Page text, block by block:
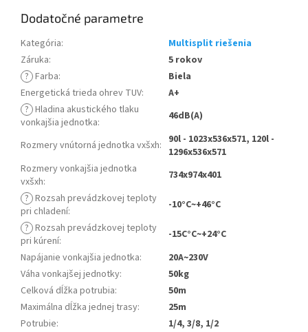
Dodatočné parametre
Kategória:
Multisplit riešenia
Záruka:
5 rokov
? Farba:
Biela
Energetická trieda ohrev TUV:
A+
? Hladina akustického tlaku
vonkajšia jednotka: 46dB(A)
Rozmery vnútorná jednotka vxšxh: 90l - 1023x536x571, 120l -
1296x536x571
Rozmery vonkajšia jednotka
vxšxh:
734x974x401
? Rozsah prevádzkovej teploty
pri chladení:
-10°C~+46°C
? Rozsah prevádzkovej teploty
pri kúrení:
-15C°C~+24°C
Napájanie vonkajšia jednotka:
20A~230V
Váha vonkajšej jednotky:
50kg
Celková dĺžka potrubia:
50m
Maximálna dĺžka jednej trasy:
25m
Potrubie:
1/4, 3/8, 1/2